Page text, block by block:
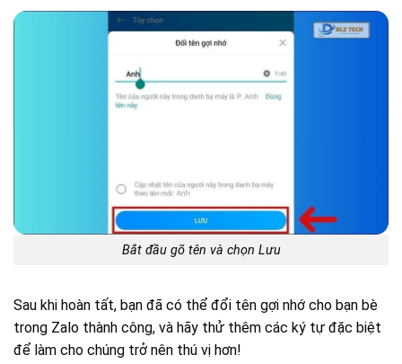
Bắt đầu gõ tên và chọn Lưu
Sau khi hoàn tất, bạn đã có thể đổi tên gợi nhớ cho bạn bè
trong Zalo thành công, và hãy thử thêm các ký tự đặc biệt
để làm cho chúng trở nên thú vị hơn!